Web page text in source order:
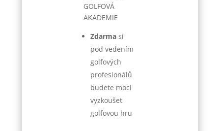
GOLFOVÁ
AKADEMIE
Zdarma si
pod vedením
golfových
profesionálů
budete moci
vyzkoušet
golfovou hru